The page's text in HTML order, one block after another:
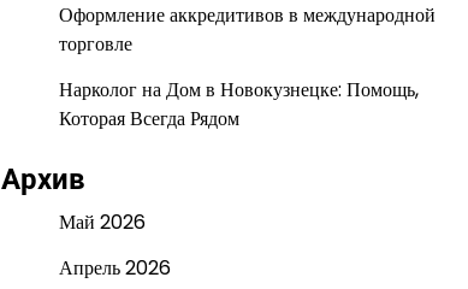
Оформление аккредитивов в международной
торговле
Нарколог на Дом в Новокузнецке: Помощь,
Которая Всегда Рядом
Архив
Май 2026
Апрель 2026